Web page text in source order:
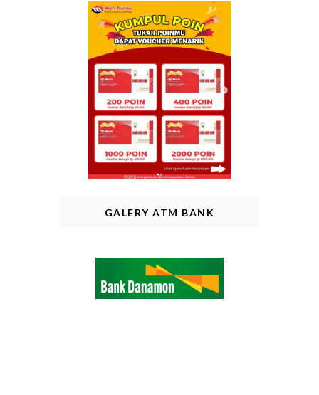
GALERY ATM BANK